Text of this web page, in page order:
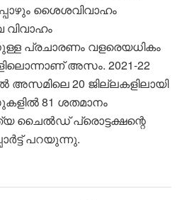
ശൈശവിവാഹം
പ്രചാരണം വളരെയധികം
അസം. 2021-22
അസമിലെ 20 ജില്ലകളിലായി
81 ശതമാനം
ചൈൽഡ് പ്രൊട്ടക്ഷന്റെ
പറയുന്നു.